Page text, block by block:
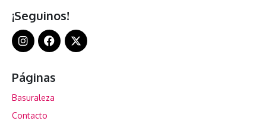
¡Seguinos!
Páginas
Basuraleza
Contacto